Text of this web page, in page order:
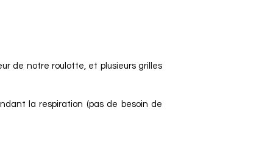
de notre roulotte, et plusieurs grilles
la respiration (pas de besoin de